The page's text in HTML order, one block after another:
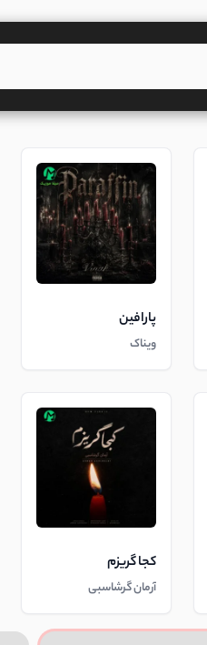
پارافین
ویناک
کجا گریزم
آرمان گرشاسبی